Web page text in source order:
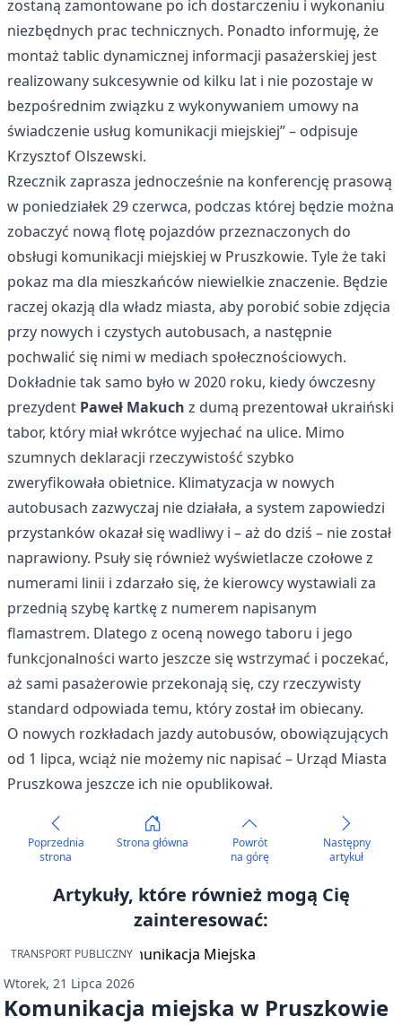
zostaną zamontowane po ich dostarczeniu i wykonaniu
niezbędnych prac technicznych. Ponadto informuję, że
montaż tablic dynamicznej informacji pasażerskiej jest
realizowany sukcesywnie od kilku lat i nie pozostaje w
bezpośrednim związku z wykonywaniem umowy na
świadczenie usług komunikacji miejskiej” – odpisuje
Krzysztof Olszewski.
Rzecznik zaprasza jednocześnie na konferencję prasową
w poniedziałek 29 czerwca, podczas której będzie można
zobaczyć nową flotę pojazdów przeznaczonych do
obsługi komunikacji miejskiej w Pruszkowie. Tyle że taki
pokaz ma dla mieszkańców niewielkie znaczenie. Będzie
raczej okazją dla władz miasta, aby porobić sobie zdjęcia
przy nowych i czystych autobusach, a następnie
pochwalić się nimi w mediach społecznościowych.
Dokładnie tak samo było w 2020 roku, kiedy ówczesny
prezydent Paweł Makuch z dumą prezentował ukraiński
tabor, który miał wkrótce wyjechać na ulice. Mimo
szumnych deklaracji rzeczywistość szybko
zweryfikowała obietnice. Klimatyzacja w nowych
autobusach zazwyczaj nie działała, a system zapowiedzi
przystanków okazał się wadliwy i – aż do dziś – nie został
naprawiony. Psuły się również wyświetlacze czołowe z
numerami linii i zdarzało się, że kierowcy wystawiali za
przednią szybę kartkę z numerem napisanym
flamastrem. Dlatego z oceną nowego taboru i jego
funkcjonalności warto jeszcze się wstrzymać i poczekać,
aż sami pasażerowie przekonają się, czy rzeczywisty
standard odpowiada temu, który został im obiecany.
O nowych rozkładach jazdy autobusów, obowiązujących
od 1 lipca, wciąż nie możemy nic napisać – Urząd Miasta
Pruszkowa jeszcze ich nie opublikował.
Poprzednia
strona
Strona główna
Powrót
na górę
Następny
artykuł
Artykuły, które również mogą Cię
zainteresować:
TRANSPORT PUBLICZNY
Wtorek, 21 Lipca 2026
Komunikacja miejska w Pruszkowie